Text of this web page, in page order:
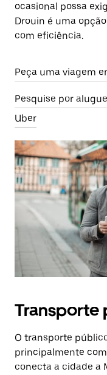
ocasional possa
Drouin é uma
com eficiência.
Peça uma viagem
Pesquise por
Uber
Transporte
O transporte
principalmente
conecta a cidade a